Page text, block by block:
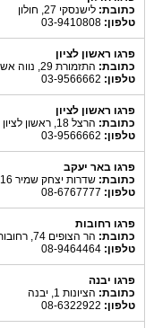
כתובת: לישנסקי 27, חולון
טלפון:
פרגו ראשון לציון
כתובת: התזמורת 29, נווה אשלים, ראשון לציון
טלפון:
פרגו ראשון לציון
כתובת: הרצל 18, ראשון לציון
טלפון:
פרגו באר יעקב
כתובת: שדרות יצחק שמיר 16, באר יעקב
טלפון:
פרגו רחובות
כתובת: הר הצופים 74, רחובות
טלפון:
פרגו יבנה
כתובת: הציונות 1, יבנה
טלפון: